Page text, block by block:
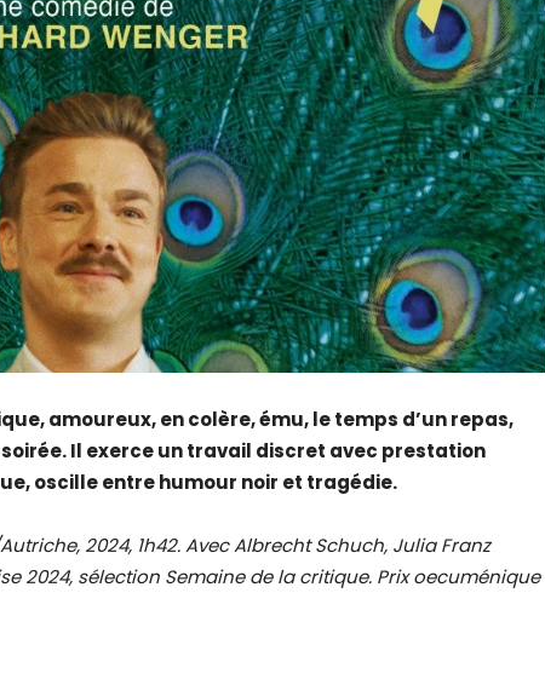
amoureux, en colère, ému, le temps d’un repas,
soirée. Il exerce un travail discret avec prestation
oscille entre humour noir et tragédie.
2024, 1h42. Avec Albrecht Schuch, Julia Franz
2024, sélection Semaine de la critique. Prix oecuménique